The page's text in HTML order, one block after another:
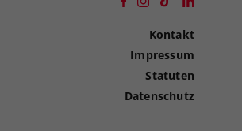
Kontakt
Impressum
Statuten
Datenschutz